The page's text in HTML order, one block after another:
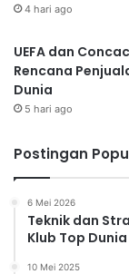
4 hari ago
UEFA dan
Rencana
Dunia
5 hari ago
Postingan
6 Mei 2026
Teknik dan
Klub Top Dunia
10 Mei 2025